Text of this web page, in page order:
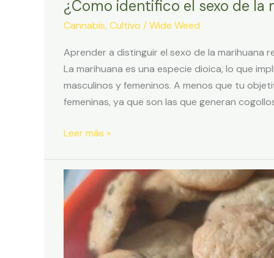
¿Como identifico el sexo de la
Cannabis,Cultivo /Wide Weed
Aprender a distinguir el sexo de la
La marihuana es una especie dioica, lo que
masculinos y femeninos. A menos que tu
femeninas, ya que son las que generan
¿Como
sexo
de
la
marihuana?
Leer más »